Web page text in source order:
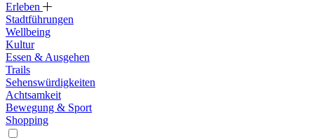
Erleben
Stadtführungen
Wellbeing
Kultur
Essen & Ausgehen
Trails
Sehenswürdigkeiten
Achtsamkeit
Bewegung & Sport
Shopping